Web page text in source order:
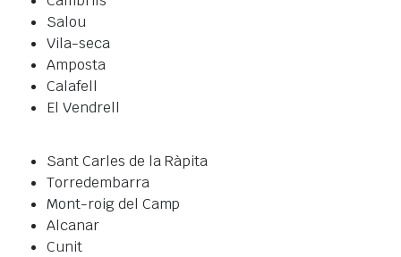
Salou
Vila-seca
Amposta
Calafell
El Vendrell
Sant Carles de la Ràpita
Torredembarra
Mont-roig del Camp
Alcanar
Cunit